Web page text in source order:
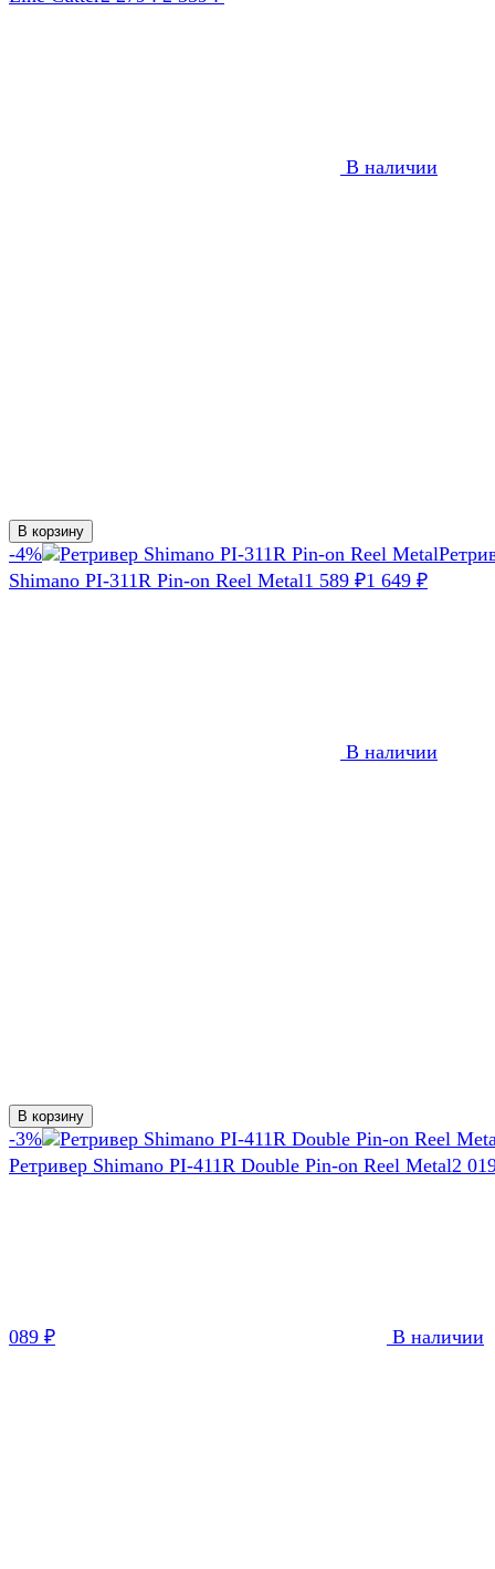
В наличии
В корзину
-4%
Shimano PI-311R Pin-on Reel Metal1 589 ₽1 649 ₽
В наличии
В корзину
-3%
Ретривер Shimano PI-411R Double Pin-on Reel Metal2
089 ₽ В наличии